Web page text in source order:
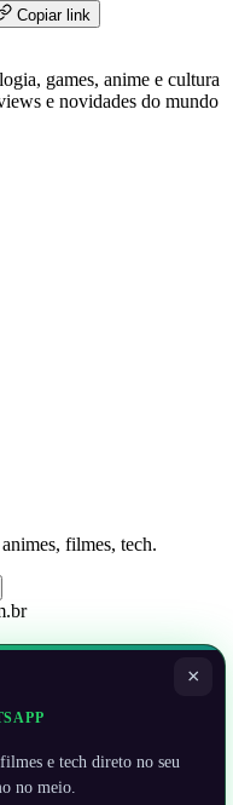
Copiar link
games, anime e cultura
e novidades do mundo
filmes, tech.
×
e tech direto no seu
no meio.